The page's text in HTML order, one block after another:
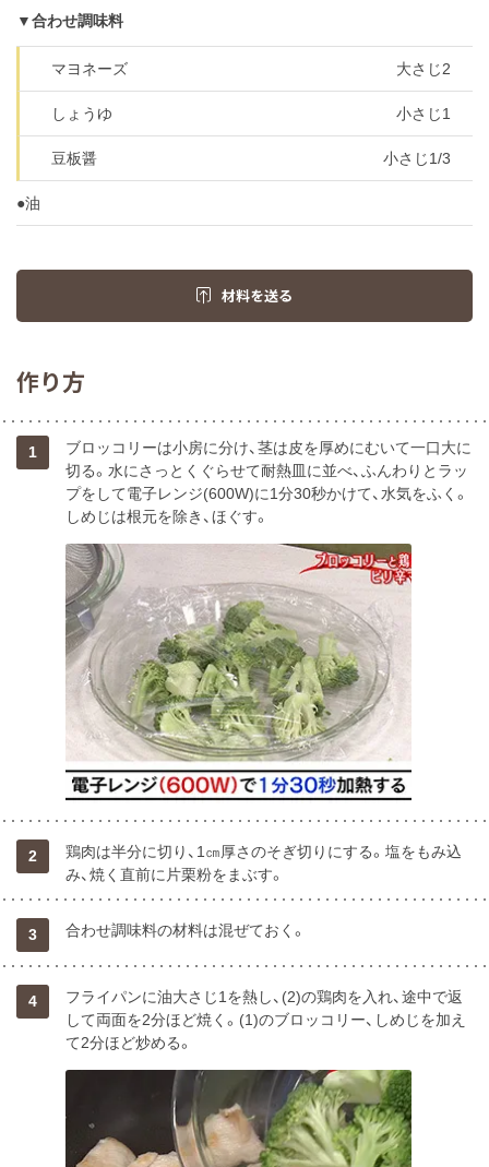
▼合わせ調味料
マヨネーズ 大さじ2
しょうゆ 小さじ1
豆板醤 小さじ1/3
●油
材料を送る
作り方
1
ブロッコリーは小房に分け、茎は皮を厚めにむいて一口大に
切る。水にさっとくぐらせて耐熱皿に並べ、ふんわりとラッ
プをして電子レンジ(600W)に1分30秒かけて、水気をふく。
しめじは根元を除き、ほぐす。
2
鶏肉は半分に切り、1㎝厚さのそぎ切りにする。塩をもみ込
み、焼く直前に片栗粉をまぶす。
3 合わせ調味料の材料は混ぜておく。
4
フライパンに油大さじ1を熱し、(2)の鶏肉を入れ、途中で返
して両面を2分ほど焼く。(1)のブロッコリー、しめじを加え
て2分ほど炒める。